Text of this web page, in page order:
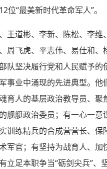
位“最美新时代革命军人”。
王道彬、李新、陈松、李维
周飞虎、平志伟、易仕和、
队坚决履行党和人民赋予的
事业中涌现的先进典型。他
育人的基层政治教导员、聚
舰艇政治委员；有一心一意
训练精兵的合成营营长、保
军官；有坚持为战育人、加
立足本职争当“砺剑尖兵”、